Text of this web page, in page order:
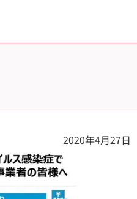
2020年4月27日